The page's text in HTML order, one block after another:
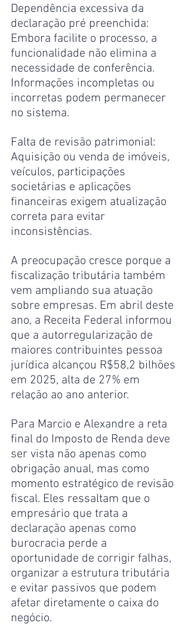
Dependência excessiva da
declaração pré preenchida:
Embora facilite o processo, a
funcionalidade não elimina a
necessidade de conferência.
Informações incompletas ou
incorretas podem permanecer
no sistema.
Falta de revisão patrimonial:
Aquisição ou venda de imóveis,
veículos, participações
societárias e aplicações
financeiras exigem atualização
correta para evitar
inconsistências.
A preocupação cresce porque a
fiscalização tributária também
vem ampliando sua atuação
sobre empresas. Em abril deste
ano, a Receita Federal informou
que a autorregularização de
maiores contribuintes pessoa
jurídica alcançou R$58,2 bilhões
em 2025, alta de 27% em
relação ao ano anterior.
Para Marcio e Alexandre a reta
final do Imposto de Renda deve
ser vista não apenas como
obrigação anual, mas como
momento estratégico de revisão
fiscal. Eles ressaltam que o
empresário que trata a
declaração apenas como
burocracia perde a
oportunidade de corrigir falhas,
organizar a estrutura tributária
e evitar passivos que podem
afetar diretamente o caixa do
negócio.